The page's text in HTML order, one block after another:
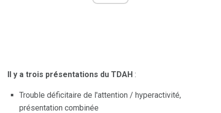
Il y a trois présentations du TDAH :
Trouble déficitaire de l'attention / hyperactivité,
présentation combinée